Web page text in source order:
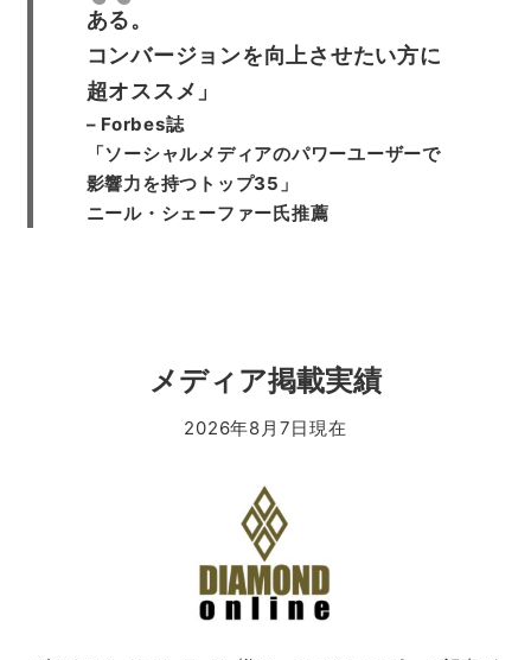
ある。
コンバージョンを向上させたい方に
超オススメ」
– Forbes誌
「ソーシャルメディアのパワーユーザーで
影響力を持つトップ35」
ニール・シェーファー氏推薦
メディア掲載実績
2026年8月7日現在